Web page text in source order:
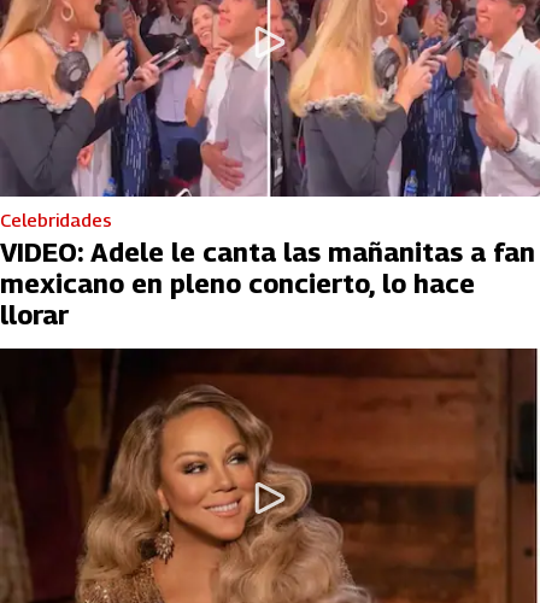
Celebridades
VIDEO: Adele le canta las mañanitas a fan
mexicano en pleno concierto, lo hace
llorar